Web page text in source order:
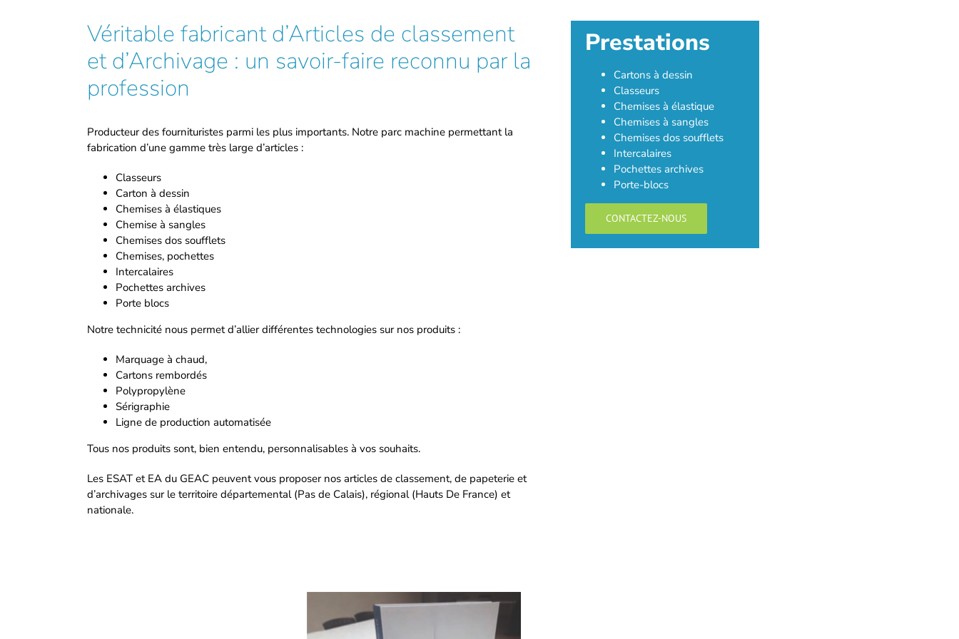
Véritable fabricant d’Articles de classement
et d’Archivage : un savoir-faire reconnu par la
profession
Producteur des fournituristes parmi les plus importants. Notre parc machine permettant la
fabrication d’une gamme très large d’articles :
Classeurs
Carton à dessin
Chemises à élastiques
Chemise à sangles
Chemises dos soufflets
Chemises, pochettes
Intercalaires
Pochettes archives
Porte blocs
Notre technicité nous permet d’allier différentes technologies sur nos produits :
Marquage à chaud,
Cartons rembordés
Polypropylène
Sérigraphie
Ligne de production automatisée
Tous nos produits sont, bien entendu, personnalisables à vos souhaits.
Les ESAT et EA du GEAC peuvent vous proposer nos articles de classement, de papeterie et
d’archivages sur le territoire départemental (Pas de Calais), régional (Hauts De France) et
nationale.
Prestations
Cartons à dessin
Classeurs
Chemises à élastique
Chemises à sangles
Chemises dos soufflets
Intercalaires
Pochettes archives
Porte-blocs
CONTACTEZ-NOUS